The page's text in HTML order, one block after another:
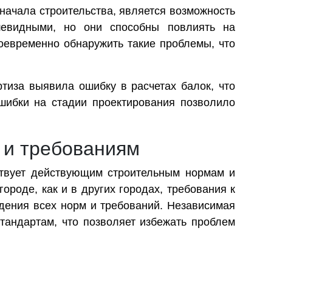
строительства, является возможность
но они способны повлиять на
обнаружить такие проблемы, что
выявила ошибку в расчетах балок, что
на стадии проектирования позволило
требованиям
действующим строительным нормам и
как и в других городах, требования к
всех норм и требований. Независимая
что позволяет избежать проблем